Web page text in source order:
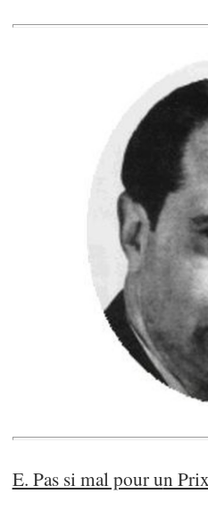
E. Pas si mal pour un